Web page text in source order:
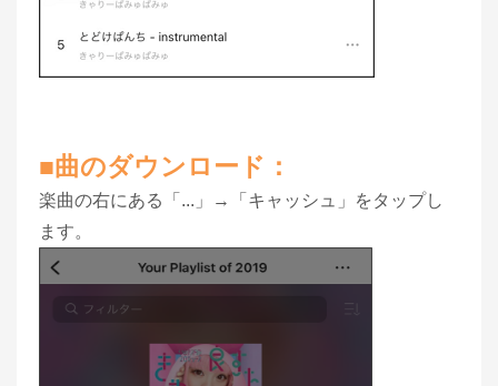
■曲のダウンロード：
楽曲の右にある「...」→「キャッシュ」をタップし
ます。